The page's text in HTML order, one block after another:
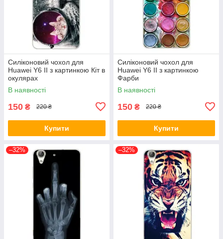
Силіконовий чохол для
Huawei Y6 II з картинкою Кіт в
окулярах
В наявності
150 ₴ 220 ₴
Купити
Силіконовий чохол для
Huawei Y6 II з картинкою
Фарби
В наявності
150 ₴ 220 ₴
Купити
–32% –32%